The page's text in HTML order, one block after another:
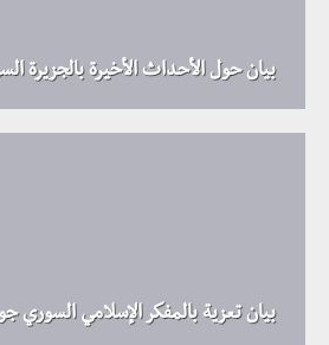
بيان حول الأحداث الأخيرة بالجزيرة
بيان تعزية بالمفكر الإسلامي